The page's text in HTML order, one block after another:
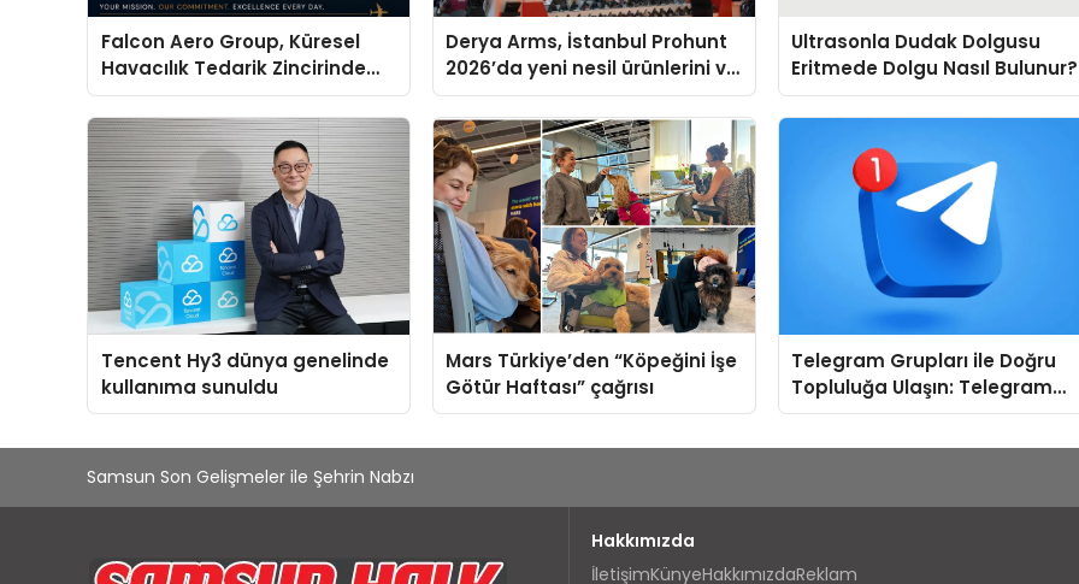
Falcon Aero Group, Küresel
Havacılık Tedarik Zincirinde
Türkiye’den Dünyaya Açılıyor
Derya Arms, İstanbul Prohunt
2026’da yeni nesil ürünlerini ve
global marka vizyonunu
sergiledi
Ultrasonla Dudak Dolgusu
Eritmede Dolgu Nasıl Bulunur?
Tencent Hy3 dünya genelinde
kullanıma sunuldu
Mars Türkiye’den “Köpeğini İşe
Götür Haftası” çağrısı
Telegram Grupları ile Doğru
Topluluğa Ulaşın: Telegram
Gruplarında Doğru Başlangıç
Samsun Son Gelişmeler ile Şehrin Nabzı
Hakkımızda
İletişimKünyeHakkımızdaReklam